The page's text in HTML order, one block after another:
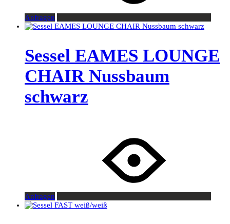
Anfragen
Sessel EAMES LOUNGE
CHAIR Nussbaum
schwarz
Anfragen